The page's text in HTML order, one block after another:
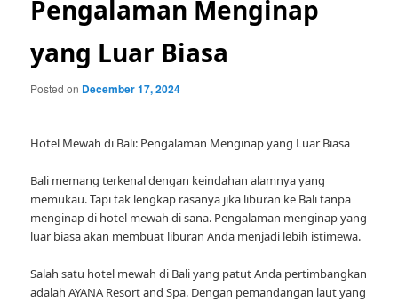
Pengalaman Menginap
yang Luar Biasa
Posted on December 17, 2024
Hotel Mewah di Bali: Pengalaman Menginap yang Luar Biasa
Bali memang terkenal dengan keindahan alamnya yang
memukau. Tapi tak lengkap rasanya jika liburan ke Bali tanpa
menginap di hotel mewah di sana. Pengalaman menginap yang
luar biasa akan membuat liburan Anda menjadi lebih istimewa.
Salah satu hotel mewah di Bali yang patut Anda pertimbangkan
adalah AYANA Resort and Spa. Dengan pemandangan laut yang